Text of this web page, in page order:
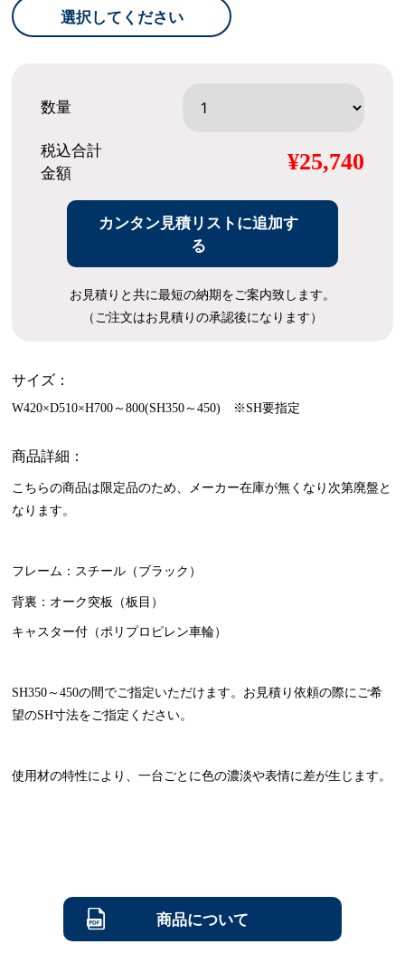
選択してください
数量
税込合計
金額
¥25,740
カンタン見積リストに追加す
る
お見積りと共に最短の納期をご案内致します。
（ご注文はお見積りの承認後になります）
サイズ：
W420×D510×H700～800(SH350～450) ※SH要指定
商品詳細：
こちらの商品は限定品のため、メーカー在庫が無くなり次第廃盤と
なります。
フレーム：スチール（ブラック）
背裏：オーク突板（板目）
キャスター付（ポリプロピレン車輪）
SH350～450の間でご指定いただけます。お見積り依頼の際にご希
望のSH寸法をご指定ください。
使用材の特性により、一台ごとに色の濃淡や表情に差が生じます。
商品について